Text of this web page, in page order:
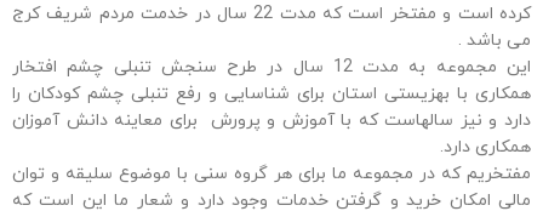
کرده است و مفتخر است که مدت 22 سال در خدمت مردم شریف کرج
می باشد .
این مجموعه به مدت 12 سال در طرح سنجش تنبلی چشم افتخار
همکاری با بهزیستی استان برای شناسایی و رفع تنبلی چشم کودکان را
دارد و نیز سالهاست که با آموزش و پرورش برای معاینه دانش آموزان
همکاری دارد.
مفتخریم که در مجموعه ما برای هر گروه سنی با موضوع سلیقه و توان
مالی امکان خرید و گرفتن خدمات وجود دارد و شعار ما این است که